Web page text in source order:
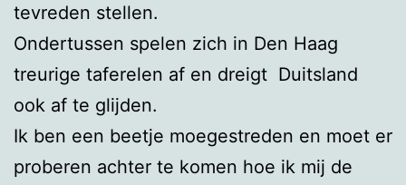
tevreden stellen.
Ondertussen spelen zich in Den Haag
treurige taferelen af en dreigt Duitsland
ook af te glijden.
Ik ben een beetje moegestreden en moet er
proberen achter te komen hoe ik mij de